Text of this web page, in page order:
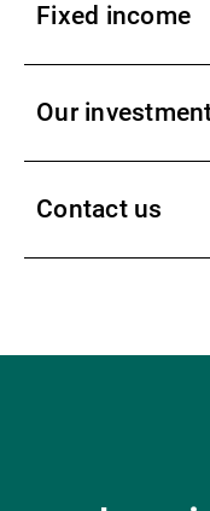
Fixed income
Our
Contact us